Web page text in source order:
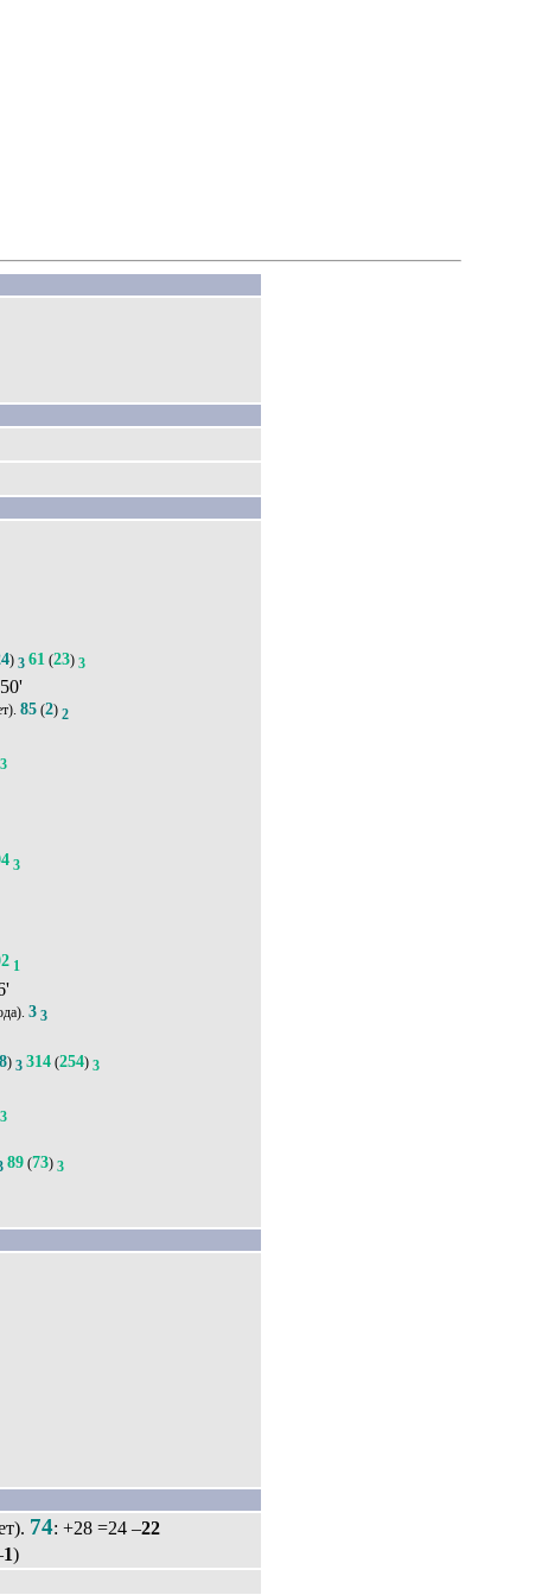
) 3 61 (23) 3
85(2) 2
3
3
1
3 3
) 3 314 (254) 3
3
89 (73) 3
74: +28 =24 –22
1)